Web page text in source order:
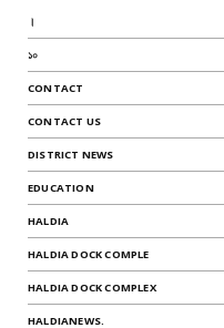
।
১০
CONTACT
CONTACT US
DISTRICT NEWS
EDUCATION
HALDIA
HALDIA DOCK COMPLE
HALDIA DOCK COMPLEX
HALDIANEWS.